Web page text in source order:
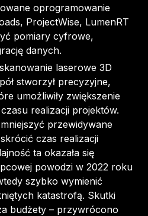
oprogramowanie
ProjectWise, LumenRT
pomiary cyfrowe,
danych.
laserowe 3D
stworzył precyzyjne,
umożliwiły zwiększenie
realizacji projektów.
przewidywane
czas realizacji
ta okazała się
powodzi w 2022 roku
szybko wymienić
katastrofą. Skutki
budżety – przywrócono